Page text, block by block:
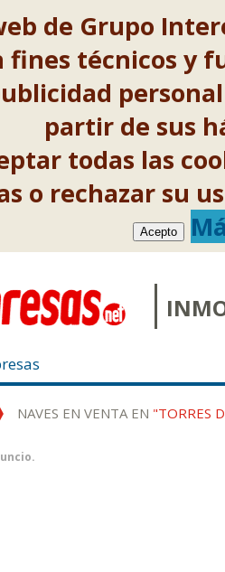
de Grupo
fines técnicos y
partir de sus
todas las
o rechazar su
Acepto
NAVES EN VENTA EN "TORRES